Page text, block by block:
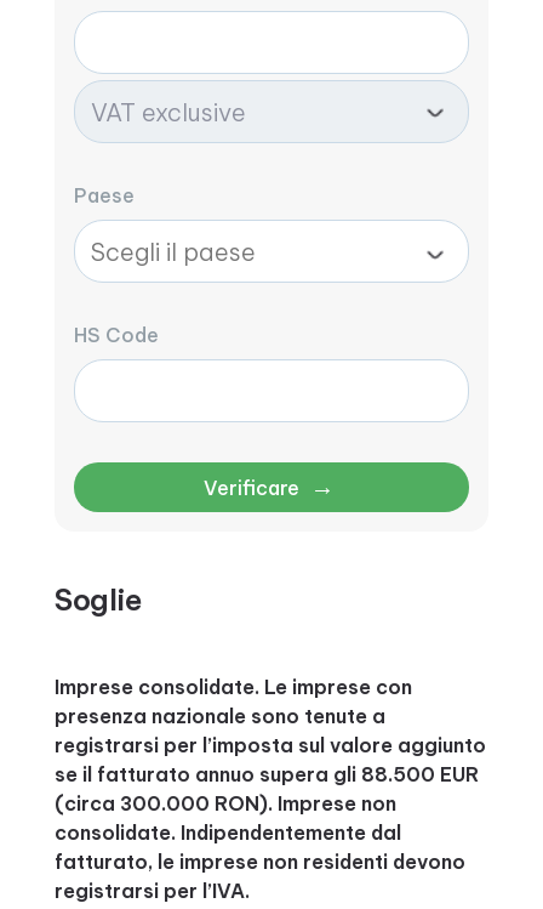
Paese
HS Code
Verificare →
Soglie
Imprese consolidate. Le imprese con
presenza nazionale sono tenute a
registrarsi per l’imposta sul valore aggiunto
se il fatturato annuo supera gli 88.500 EUR
(circa 300.000 RON). Imprese non
consolidate. Indipendentemente dal
fatturato, le imprese non residenti devono
registrarsi per l’IVA.